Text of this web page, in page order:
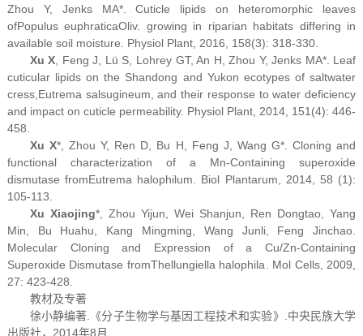
Zhou Y, Jenks MA*. Cuticle lipids on heteromorphic leaves
ofPopulus euphraticaOliv. growing in riparian habitats differing in
available soil moisture. Physiol Plant, 2016, 158(3): 318-330.
Xu X , Feng J, Lü S, Lohrey GT, An H, Zhou Y, Jenks MA*. Leaf
cuticular lipids on the Shandong and Yukon ecotypes of saltwater
cress, Eutrema salsugineum , and their response to water deficiency
and impact on cuticle permeability. Physiol Plant, 2014, 151(4): 446-
458.
Xu X*, Zhou Y, Ren D, Bu H, Feng J, Wang G*. Cloning and
functional characterization of a Mn-Containing superoxide
dismutase fromEutrema halophilum . Biol Plantarum, 2014, 58 (1):
105-113.
Xu Xiaojing*, Zhou Yijun, Wei Shanjun, Ren Dongtao, Yang
Min, Bu Huahu, Kang Mingming, Wang Junli, Feng Jinchao.
Molecular Cloning and Expression of a Cu/Zn-Containing
Superoxide Dismutase fromThellungiella halophila . Mol Cells, 2009,
27: 423-428.
教材及专著
徐小静编著.《分子生物学与基因工程技术和实验》.中央民族大学
出版社，2014年8月.